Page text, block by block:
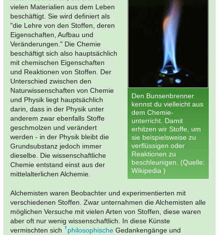
Den Bunsenbrenner
kennst du vielleicht aus
dem Chemie-
unterricht. Damit
erhitzen wir Stoffe, um
sie beispielsweise zu
verflüssigen oder
Reaktionen zu
beschleunigen. (Quelle:
Wikipedia )
vielen Materialien aus dem Leben
beschäftigt. Sie wird definiert als
"die Lehre von den Stoffen, deren
Eigenschaften, Aufbau und
Veränderungen." Die Chemie
beschäftigt sich also hauptsächlich
mit chemischen Eigenschaften
und Reaktionen von Stoffen. Der
Unterschied zwischen den
Naturwissenschaften von Chemie
und Physik liegt hauptsächlich
darin, dass in der Physik unter
anderem zwar ebenfalls Stoffe
geschmolzen und verändert
werden - in der Physik bleibt die
Grundsubstanz jedoch immer
dieselbe. Die wissenschaftliche
Chemie entstand einst aus der
mittelalterlichen Alchemie.
Alchemisten waren Beobachter und experimentierten mit
verschiedenen Stoffen. Zwar unternahmen die Alchemisten alle
möglichen Versuche mit vielen Arten von Stoffen, diese waren
aber oft nur wenig wissenschaftlich. In diese Künste
vermischten sich
philosophische Gedankengänge und